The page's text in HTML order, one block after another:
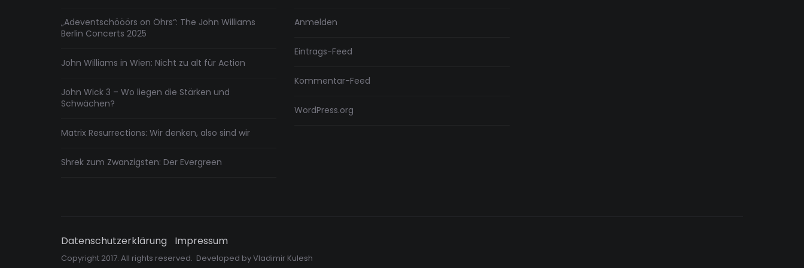
„Adeventschööörs on Öhrs“: The John Williams
Berlin Concerts 2025
John Williams in Wien: Nicht zu alt für Action
John Wick 3 – Wo liegen die Stärken und
Schwächen?
Matrix Resurrections: Wir denken, also sind wir
Shrek zum Zwanzigsten: Der Evergreen
Anmelden
Eintrags-Feed
Kommentar-Feed
WordPress.org
Datenschutzerklärung Impressum
Copyright 2017. All rights reserved. Developed byVladimir Kulesh